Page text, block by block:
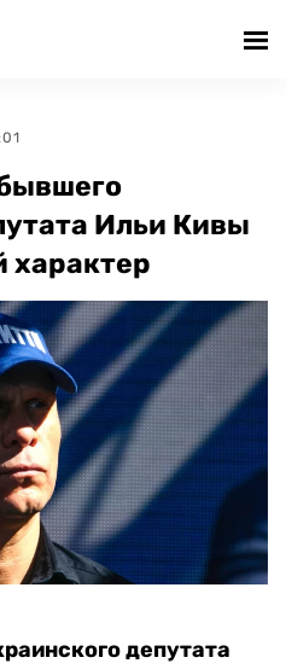
Ильи Кивы
характер
депутата